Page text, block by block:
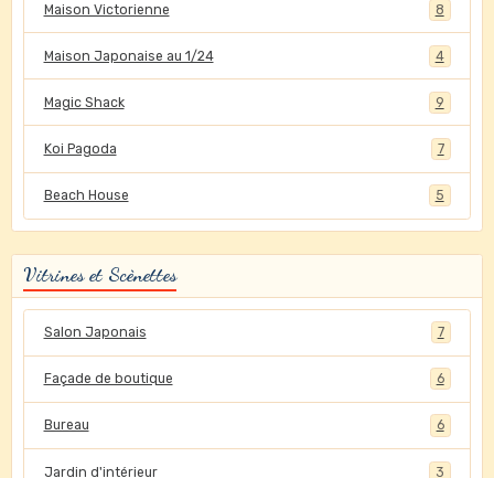
Maison Victorienne 8
Maison Japonaise au 1/24 4
Magic Shack 9
Koi Pagoda 7
Beach House 5
Vitrines et Scènettes
Salon Japonais 7
Façade de boutique 6
Bureau 6
Jardin d'intérieur 3